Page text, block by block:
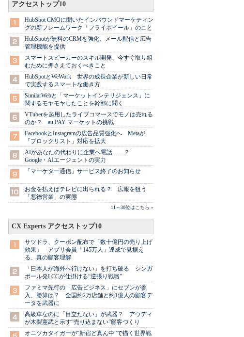
アクセストップ10
HubSpot CMOに聞いたインバウンドマーケティン
グの新フレームワーク「フライホイール」のこと
HubSpotが無料のCRMを強化、メール配信と広告
管理機能を提供
スマートスピーカーのスキル開発、今すぐ取り組
むために押さえておくべきこと
HubSpotとWeWork 世界の成長企業が新しい日常
で実践するスマートな働き方
SimilarWebと「マーケットインテリジェンス」に
関するモヤモヤしたことを幹部に聞く
VTuberを起用したライブコマースでモノは売れる
のか？ au PAY マーケットの挑戦
FacebookとInstagramの広告品質強化へ Metaが
「ブロックリスト」対応を拡大
AIがあなたの代わりに企業へ電話……？
Google・AIエージェントの実力
「マーケター通信」サービス終了のお知らせ
お金を払えばテレビに出られる？ 広報を狙う
「悪徳営業」の実態
11～30位はこちら »
CX Experts アクセストップ10
サツドラ、クーポン配布で「数十億円の売り上げ
効果」 アプリ会員「145万人」達成で見据え
る、真の顧客理解
「日本人が海外へ行けない」を打ち破る シンガ
ポール発LCCが仕掛ける“逆張り戦略”
ファミマ先行の「広告ビジネス」にセブンが参
入、勝算は？ 全国約2万店舗と約1億人の顧客デ
ータを武器に
高級車なのに「目立たない」が武器？ アウディ
が木梨憲武と示す“売り込まない”顧客づくり
オニツカタイガーが“新宿ど真ん中”で描く世界戦